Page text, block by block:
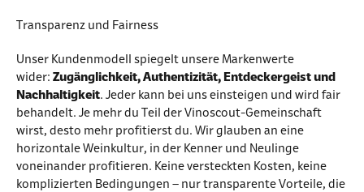
Transparenz und Fairness
Unser Kundenmodell spiegelt unsere Markenwerte
wider: Zugänglichkeit, Authentizität, Entdeckergeist und
Nachhaltigkeit. Jeder kann bei uns einsteigen und wird fair
behandelt. Je mehr du Teil der Vinoscout-Gemeinschaft
wirst, desto mehr profitierst du. Wir glauben an eine
horizontale Weinkultur, in der Kenner und Neulinge
voneinander profitieren. Keine versteckten Kosten, keine
komplizierten Bedingungen – nur transparente Vorteile, die